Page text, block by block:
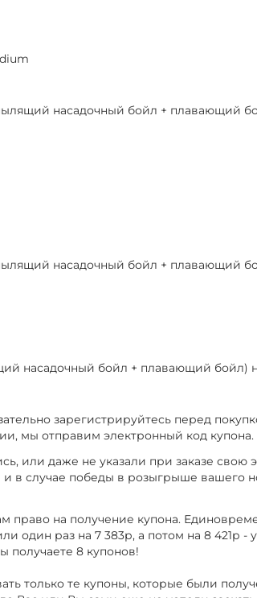
насадочный бойл + плавающий
насадочный бойл + плавающий
насадочный бойл + плавающий бойл)
зарегистрируйтесь перед
мы отправим электронный код купона.
или даже не указали при заказе свою
и в случае победы в розыгрыше вашего
право на получение купона.
один раз на 7 383р, а потом на 8 421р -
получаете 8 купонов!
только те купоны, которые были